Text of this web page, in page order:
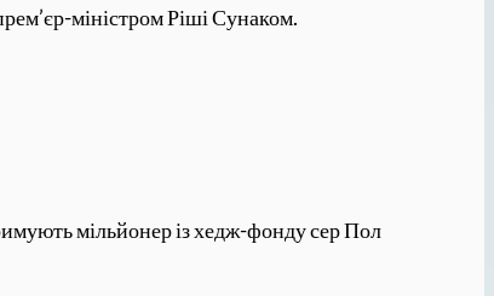
міністром Ріші Сунаком.
мільйонер із хедж-фонду сер Пол